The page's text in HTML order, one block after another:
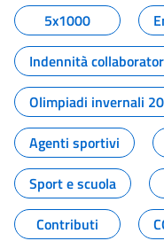
5x1000
Indennità
Olimpiadi invernali
Agenti sportivi
Sport e scuola
Contributi